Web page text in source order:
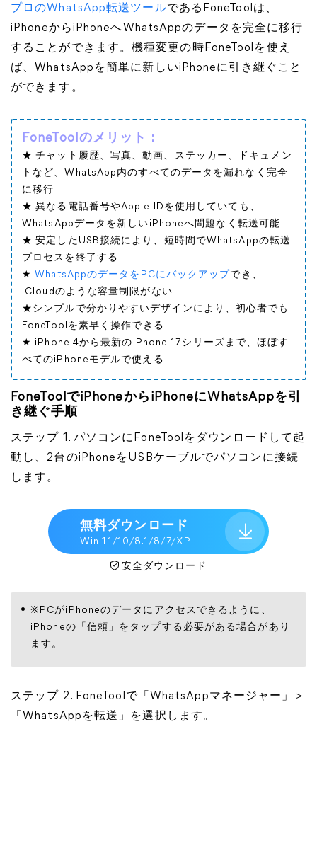
プロのWhatsApp転送ツールであるFoneToolは、
iPhoneからiPhoneへWhatsAppのデータを完全に移行
することができます。機種変更の時FoneToolを使え
ば、WhatsAppを簡単に新しいiPhoneに引き継ぐこと
ができます。
FoneToolのメリット：
★ チャット履歴、写真、動画、ステッカー、ドキュメン
トなど、WhatsApp内のすべてのデータを漏れなく完全
に移行
★ 異なる電話番号やApple IDを使用していても、
WhatsAppデータを新しいiPhoneへ問題なく転送可能
★ 安定したUSB接続により、短時間でWhatsAppの転送
プロセスを終了する
★WhatsAppのデータをPCにバックアップ でき、
iCloudのような容量制限がない
★シンプルで分かりやすいデザインにより、初心者でも
FoneToolを素早く操作できる
★ iPhone 4から最新のiPhone 17シリーズまで、ほぼす
べてのiPhoneモデルで使える
FoneToolでiPhoneからiPhoneにWhatsAppを引
き継ぐ手順
ステップ 1. パソコンにFoneToolをダウンロードして起
動し、2台のiPhoneをUSBケーブルでパソコンに接続
します。
無料ダウンロード
Win 11/10/8.1/8/7/XP
安全ダウンロード
※PCがiPhoneのデータにアクセスできるように、
iPhoneの「信頼」をタップする必要がある場合があり
ます。
ステップ 2. FoneToolで「WhatsAppマネージャー」＞
「WhatsAppを転送」を選択します。